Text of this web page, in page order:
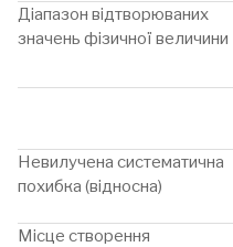
Діапазон відтворюваних
значень фізичної величини
Невилучена систематична
похибка (відносна)
Місце створення